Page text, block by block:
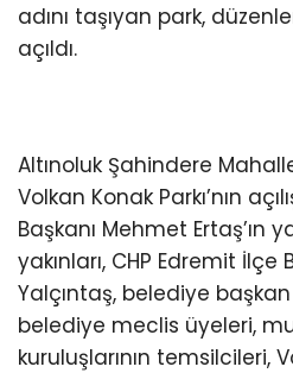
adını taşıyan park,
açıldı.
Altınoluk Şahindere
Volkan Konak Parkı’nın
Başkanı Mehmet Ertaş’ın
yakınları, CHP Edremit İlçe
Yalçıntaş, belediye başkan
belediye meclis üyeleri,
kuruluşlarının temsilcileri,